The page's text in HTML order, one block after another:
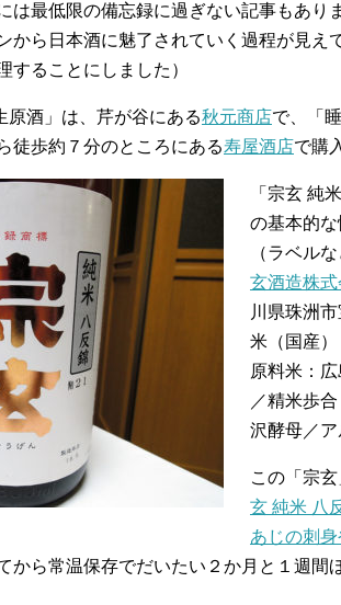
は最低限の備忘録に過ぎない記事もあり
から日本酒に魅了されていく過程が見え
することにしました）
原酒」は、芹が谷にある秋元商店で、「
徒歩約７分のところにある寿屋酒店で購
「宗玄 純
の基本的
（ラベル
玄酒造株式
川県珠洲
米（国産
原料米：
／精米歩
沢酵母／ア
この「宗玄
玄 純米 八
あじの刺
から常温保存でだいたい２か月と１週間